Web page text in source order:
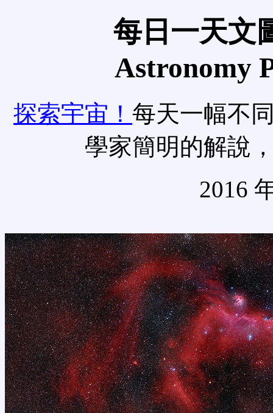
每日一天文
Astronomy
探索宇宙！ 每天一幅不
學家簡明的解說
2016